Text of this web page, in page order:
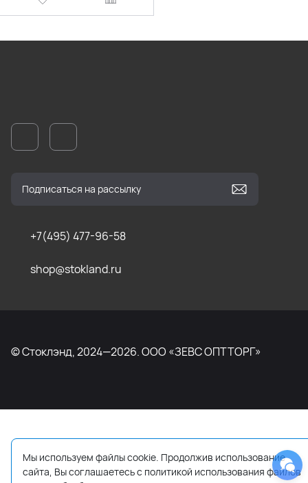
+7(495) 477-96-58
shop@stokland.ru
© Стоклэнд, 2024—2026. ООО «ЗЕВС ОПТТОРГ»
Мы используем файлы cookie. Продолжив использование
сайта, Вы соглашаетесь с политикой использования файлов